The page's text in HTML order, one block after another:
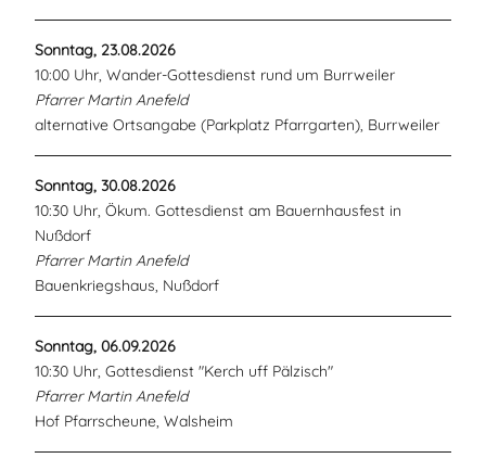
Sonntag, 23.08.2026
10:00 Uhr, Wander-Gottesdienst rund um Burrweiler
Pfarrer Martin Anefeld
alternative Ortsangabe (Parkplatz Pfarrgarten), Burrweiler
Sonntag, 30.08.2026
10:30 Uhr, Ökum. Gottesdienst am Bauernhausfest in
Nußdorf
Pfarrer Martin Anefeld
Bauenkriegshaus, Nußdorf
Sonntag, 06.09.2026
10:30 Uhr, Gottesdienst "Kerch uff Pälzisch"
Pfarrer Martin Anefeld
Hof Pfarrscheune, Walsheim